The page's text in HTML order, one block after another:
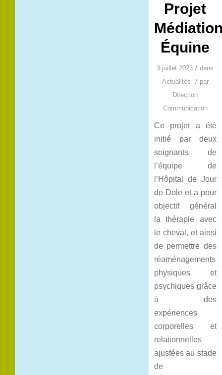
Projet
Équine
3 juillet 2023 / dans
Actualités
/ par
Direction
Communication
Ce projet a été
initié par deux
soignants de
l’équipe de
l’Hôpital de Jour
de Dole et a pour
objectif général
la thérapie avec
le cheval, et ainsi
de permettre des
réaménagements
physiques et
psychiques grâce
à des
expériences
corporelles et
relationnelles
ajustées au stade
de